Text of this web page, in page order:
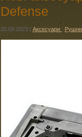
Defense
20.09.2023 | Аксесуари